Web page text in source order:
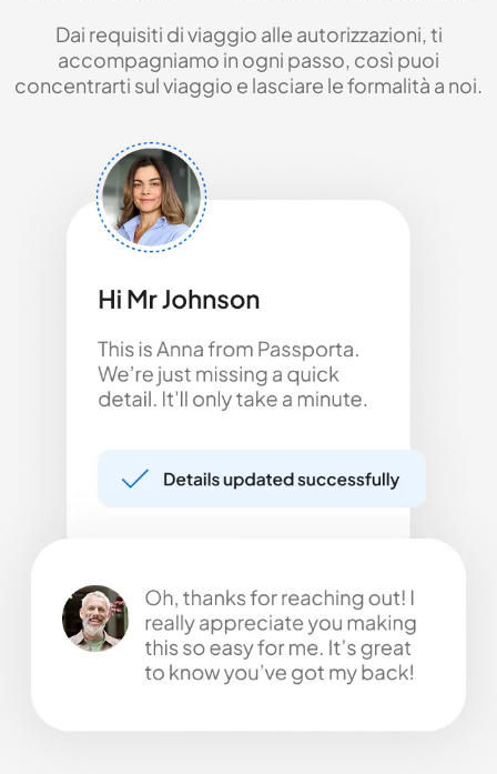
Dai requisiti di viaggio alle autorizzazioni, ti
accompagniamo in ogni passo, così puoi
concentrarti sul viaggio e lasciare le formalità a noi.